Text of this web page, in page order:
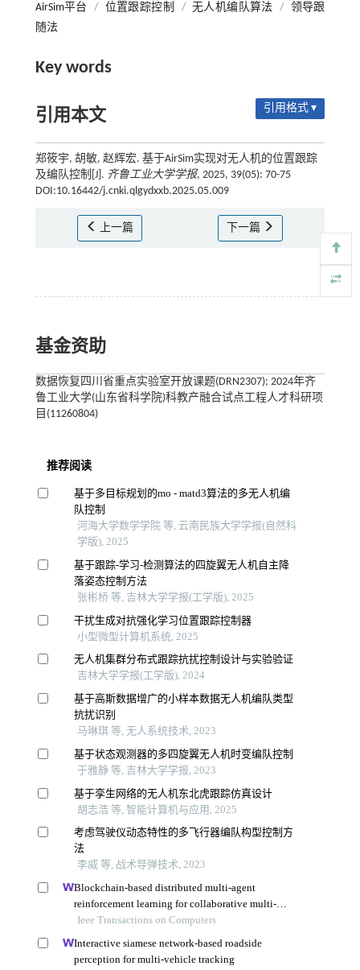
AirSim平台 / 位置跟踪控制 / 无人机编队算法 / 领导跟
随法
Key words
引用本文 引用格式 ▾
郑筱宇, 胡敏, 赵辉宏. 基于AirSim实现对无人机的位置跟踪
及编队控制[J]. 齐鲁工业大学学报, 2025, 39(05): 70-75
DOI:10.16442/j.cnki.qlgydxxb.2025.05.009
上一篇 下一篇
基金资助
数据恢复四川省重点实验室开放课题(DRN2307); 2024年齐
鲁工业大学(山东省科学院)科教产融合试点工程人才科研项
目(11260804)